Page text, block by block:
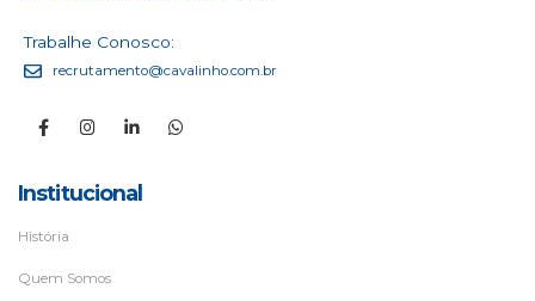
Trabalhe Conosco:
recrutamento@cavalinho.com.br
Institucional
História
Quem Somos